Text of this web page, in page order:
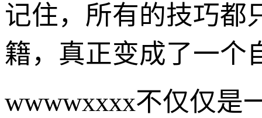
记住，所有的技巧都
籍，真正变成了一个
wwwwxxxx不仅仅是